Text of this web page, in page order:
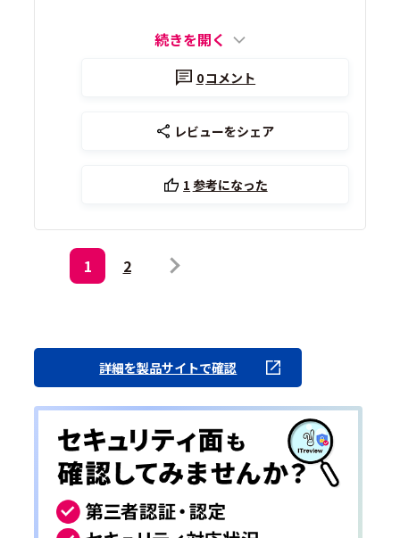
続きを開く
0コメント
レビューをシェア
1 参考になった
1 2
詳細を製品サイトで確認